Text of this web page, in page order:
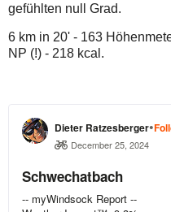
gefühlten null Grad.
6 km in 20' - 163
NP (!) - 218 kcal.